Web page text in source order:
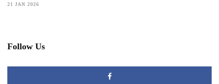
21 JAN 2026
Follow Us